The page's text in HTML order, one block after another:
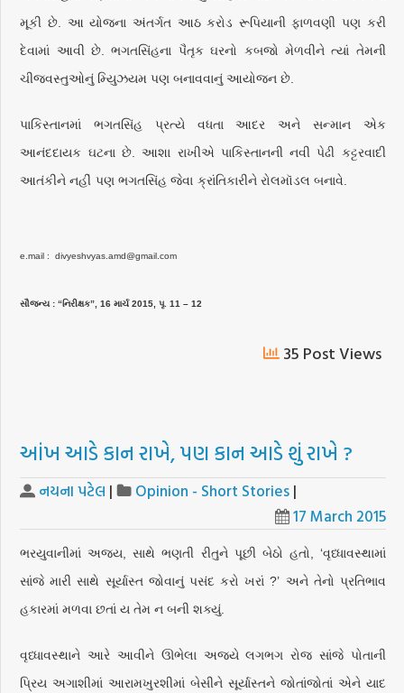
મૂકી છે. આ યોજના અંતર્ગત આઠ કરોડ રૂપિયાની ફાળવણી પણ કરી
દેવામાં આવી છે. ભગતસિંહના પૈતૃક ઘરનો કબજો મેળવીને ત્યાં તેમની
ચીજવસ્તુઓનું મ્યુિઝયમ પણ બનાવવાનું આયોજન છે.
પાકિસ્તાનમાં ભગતસિંહ પ્રત્યે વધતા આદર અને સન્માન એક
આનંદદાયક ઘટના છે. આશા રાખીએ પાકિસ્તાનની નવી પેઢી કટ્ટરવાદી
આતંકીને નહીં પણ ભગતસિંહ જેવા ક્રાંતિકારીને રોલમૉડલ બનાવે.
e.mail : divyeshvyas.amd@gmail.com
સૌજન્ય : “નિરીક્ષક”, 16 માર્ચ 2015, પૃ. 11 – 12
35 Post Views
આંખ આડે કાન રાખે, પણ કાન આડે શું રાખે ?
નયના પટેલ | Opinion - Short Stories |
17 March 2015
ભરયુવાનીમાં અજય, સાથે ભણતી રીતુને પૂછી બેઠો હતો, ‘વૃધ્ધાવસ્થામાં
સાંજે મારી સાથે સૂર્યાસ્ત જોવાનું પસંદ કરો ખરાં ?’ અને તેનો પ્રતિભાવ
હકારમાં મળવા છતાં ય તેમ ન બની શક્યું.
વૃધ્ધાવસ્થાને આરે આવીને ઊભેલા અજયે લગભગ રોજ સાંજે પોતાની
પ્રિય અગાશીમાં આરામખુરશીમાં બેસીને સૂર્યાસ્તને જોતાંજોતાં એને યાદ